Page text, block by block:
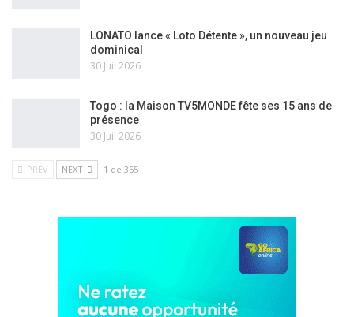
LONATO lance « Loto Détente », un nouveau jeu
dominical
30 Juil 2026
Togo : la Maison TV5MONDE fête ses 15 ans de
présence
30 Juil 2026
PREV NEXT 1 de 355